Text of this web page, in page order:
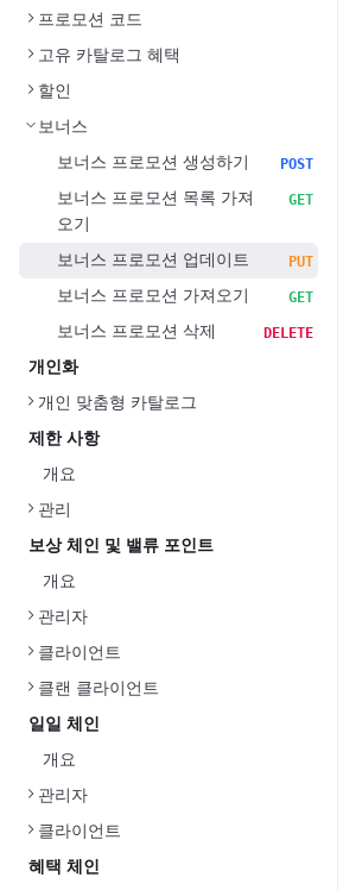
프로모션 코드
고유 카탈로그 혜택
할인
보너스
보너스 프로모션 생성하기 POST
보너스 프로모션 목록 가져
오기
GET
보너스 프로모션 업데이트 PUT
보너스 프로모션 가져오기 GET
보너스 프로모션 삭제 DELETE
개인화
개인 맞춤형 카탈로그
제한 사항
개요
관리
보상 체인 및 밸류 포인트
개요
관리자
클라이언트
클랜 클라이언트
일일 체인
개요
관리자
클라이언트
혜택 체인